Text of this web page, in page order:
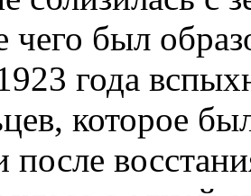
чего был
года
которое
после